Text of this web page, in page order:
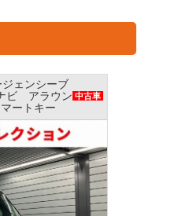
ェンシーブレ
全方位モニ 中古車